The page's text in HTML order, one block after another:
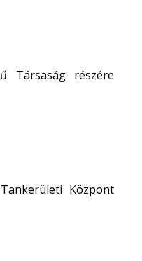
Társaság részére
Központ